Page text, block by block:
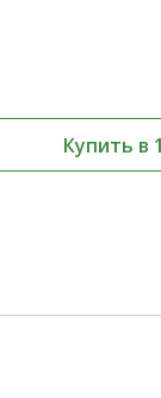
Купить в